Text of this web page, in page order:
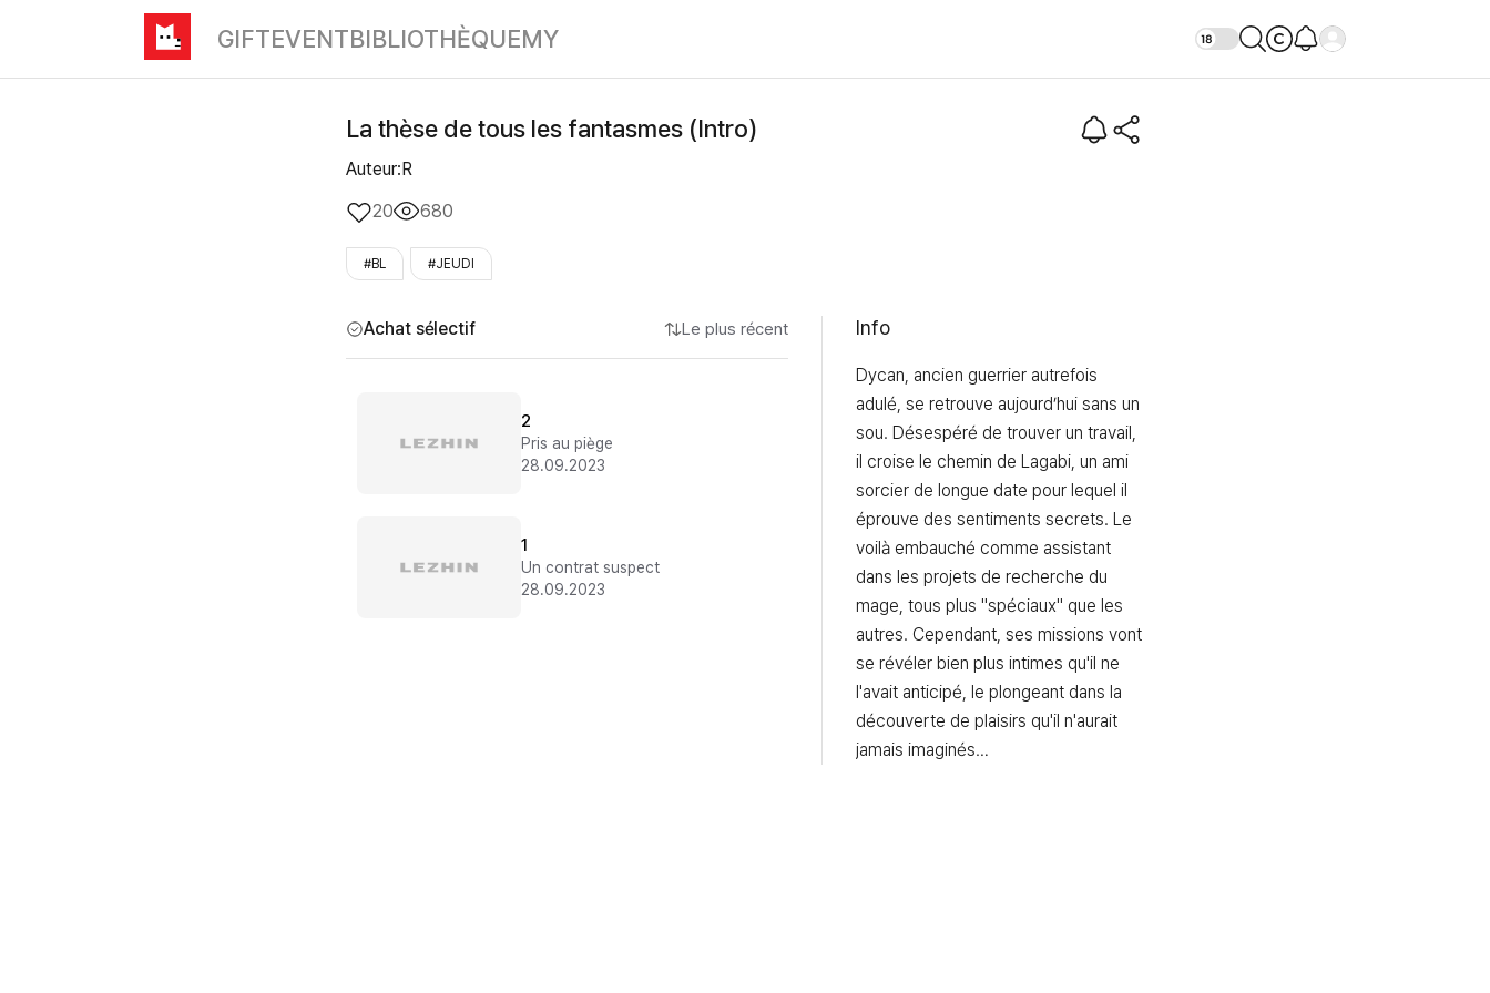
La thèse de tous les fantasmes (Intro)
GIFTEVENTBIBLIOTHÈQUEMY
La thèse de tous les fantasmes (Intro)
Auteur:R
20
680
#BL #JEUDI
Achat sélectif Le plus récent
2
Pris au piège
28.09.2023
1
Un contrat suspect
28.09.2023
Info
Dycan, ancien guerrier autrefois
adulé, se retrouve aujourd’hui sans un
sou. Désespéré de trouver un travail,
il croise le chemin de Lagabi, un ami
sorcier de longue date pour lequel il
éprouve des sentiments secrets. Le
voilà embauché comme assistant
dans les projets de recherche du
mage, tous plus "spéciaux" que les
autres. Cependant, ses missions vont
se révéler bien plus intimes qu'il ne
l'avait anticipé, le plongeant dans la
découverte de plaisirs qu'il n'aurait
jamais imaginés…